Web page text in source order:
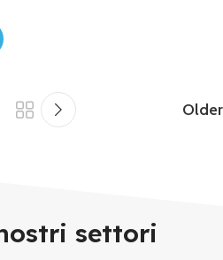
Older
settori